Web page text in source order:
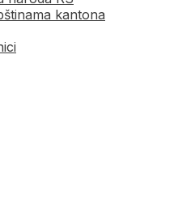
kantona